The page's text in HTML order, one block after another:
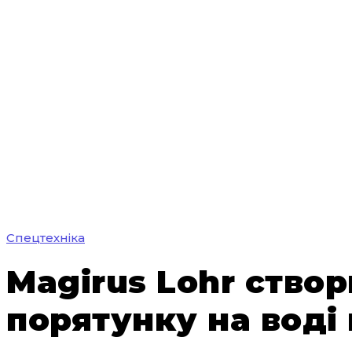
Спецтехніка
Magirus Lohr
порятунку на воді